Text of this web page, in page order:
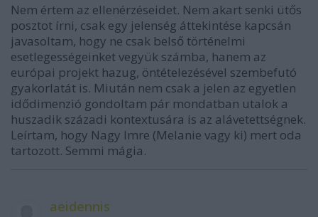
Nem értem az ellenérzéseidet. Nem akart senki ütős
posztot írni, csak egy jelenség áttekintése kapcsán
javasoltam, hogy ne csak belső történelmi
esetlegességeinket vegyük számba, hanem az
európai projekt hazug, öntételezésével szembefutó
gyakorlatát is. Miután nem csak a jelen az egyetlen
idődimenzió gondoltam pár mondatban utalok a
huszadik századi kontextusára is az alávetettségnek.
Leírtam, hogy Nagy Imre (Melanie vagy ki) mert oda
tartozott. Semmi mágia.
aeidennis